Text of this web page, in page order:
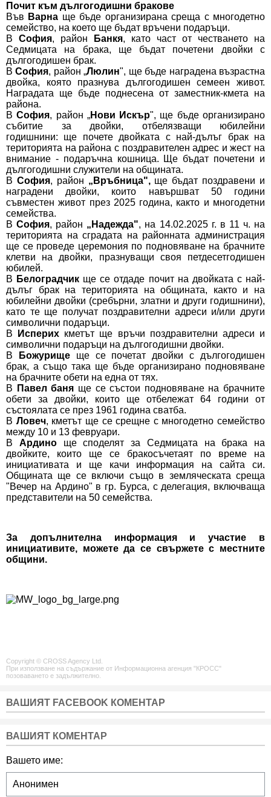
Почит към дългогодишни бракове
Във Варна ще бъде организирана среща с многодетно
семейство, на което ще бъдат връчени подаръци.
В София, район Банкя, като част от честването на
Седмицата на брака, ще бъдат почетени двойки с
дългогодишен брак.
ВСофия, район „Люлин", ще бъде наградена възрастна
двойка, която празнува дългогодишен семеен живот.
Наградата ще бъде поднесена от заместник-кмета на
района.
ВСофия, район „Нови Искър", ще бъде организирано
събитие за двойки, отбелязващи юбилейни
годишнини: ще почете двойката с най-дълъг брак на
територията на района с поздравителен адрес и жест на
внимание - подаръчна кошница. Ще бъдат почетени и
дългогодишни служители на общината.
В София, район „Връбница",ще бъдат поздравени и
наградени двойки, които навършват 50 години
съвместен живот през 2025 година, както и многодетни
семейства.
ВСофия, район „Надежда", на 14.02.2025 г. в 11 ч. на
територията на сградата на районната администрация
ще се проведе церемония по подновяване на брачните
клетви на двойки, празнуващи своя петдесетгодишен
юбилей.
В Белоградчик ще се отдаде почит на двойката с най-
дълъг брак на територията на общината, както и на
юбилейни двойки (сребърни, златни и други годишнини),
като те ще получат поздравителни адреси и/или други
символични подаръци.
В
Исперих кметът ще връчи поздравителни адреси и
символични подаръци на дългогодишни двойки.
В
Божурищеще се почетат двойки с дългогодишен
брак, а също така ще бъде организирано подновяване
на брачните обети на една от тях.
В
Павел баня ще се състои подновяване на брачните
обети за двойки, които ще отбележат 64 години от
състоялата се през 1961 година сватба.
В Ловеч, кметът ще се срещне с многодетно семейство
между 10 и 13 февруари.
В Ардиноще споделят за Седмицата на брака на
двойките, които ще се бракосъчетаят по време на
инициативата и ще качи информация на сайта си.
Общината ще се включи също в земляческата среща
"Вечер на Ардино" в гр. Бурса, с делегация, включваща
представители на 50 семейства.
За допълнителна информация и участие в
инициативите, можете да се свържете с местните
общини.
Copyright © CROSS Agency Ltd.
При използване на съдържание от Информационна агенция "КРОСС"
позоваването е задължително.
ВАШИЯТ FACEBOOK КОМЕНТАР
ВАШИЯТ КОМЕНТАР
Вашето име: